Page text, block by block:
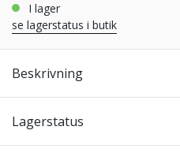
i lager
se lagerstatus i butik
Beskrivning
Lagerstatus